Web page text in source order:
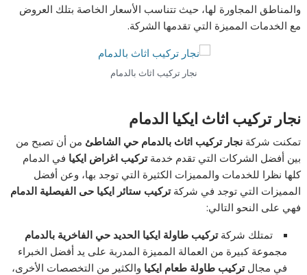
والمناطق المجاورة لها، حيث تتناسب الأسعار الخاصة بتلك العروض
مع الخدمات المميزة التي تقدمها الشركة.
نجار تركيب اثاث بالدمام
نجار تركيب اثاث ايكيا الدمام
تمكنت شركةنجار تركيب اثاث بالدمام حي الشاطئ من أن تصبح من
بين أفضل الشركات التي تقدم خدمةتركيب اغراض ايكيا في الدمام
كلها نظرا للخدمات والمميزات الكثيرة التي توجد بها، وعن أفضل
المميزات التي توجد في شركةتركيب ستائر ايكيا حى الفيصلية الدمام
فهي على النحو التالي:
تمتلك شركةتركيب طاولة ايكيا الحديد حي الفاخرية بالدمام
مجموعة كبيرة من العمالة المميزة المدربة على يد أفضل الخبراء
في مجالتركيب طاولة طعام ايكيا والكثير من التخصصات الأخرى،